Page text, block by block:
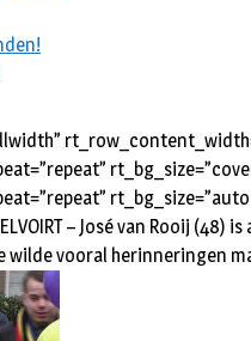
– José van Rooij (48)
wilde vooral herinneringen